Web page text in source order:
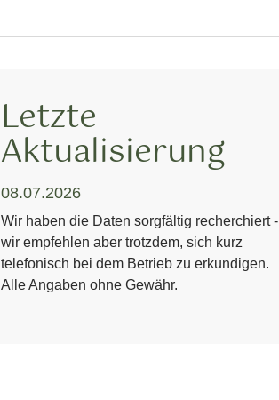
Letzte
Aktualisierung
08.07.2026
Wir haben die Daten sorgfältig recherchiert -
wir empfehlen aber trotzdem, sich kurz
telefonisch bei dem Betrieb zu erkundigen.
Alle Angaben ohne Gewähr.